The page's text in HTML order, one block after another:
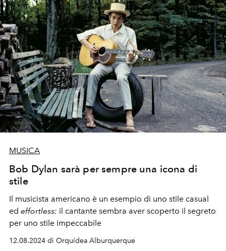
MUSICA
Bob Dylan sarà per sempre una icona di
stile
Il musicista americano è un esempio di uno stile casual
ed effortless: il cantante sembra aver scoperto il segreto
per uno stile impeccabile
12.08.2024 di Orquídea Alburquerque